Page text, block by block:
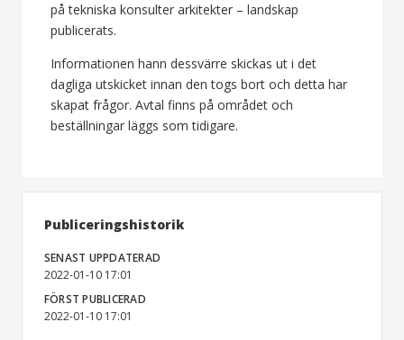
på tekniska konsulter arkitekter – landskap
publicerats.
Informationen hann dessvärre skickas ut i det
dagliga utskicket innan den togs bort och detta har
skapat frågor. Avtal finns på området och
beställningar läggs som tidigare.
Publiceringshistorik
SENAST UPPDATERAD
2022-01-10 17:01
FÖRST PUBLICERAD
2022-01-10 17:01